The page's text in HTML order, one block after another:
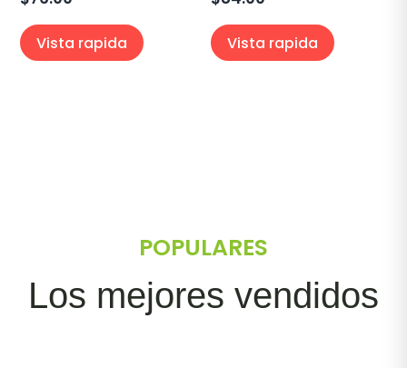
Vista rapida Vista rapida
POPULARES
Los mejores vendidos